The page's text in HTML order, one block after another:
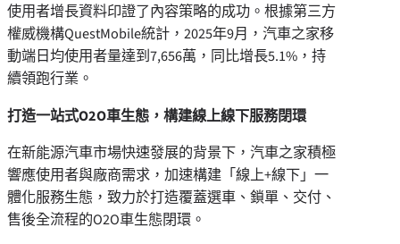
使用者增長資料印證了內容策略的成功。根據第三方
權威機構QuestMobile統計，2025年9月，汽車之家移
動端日均使用者量達到7,656萬，同比增長5.1%，持
續領跑行業。
打造一站式O2O車生態，構建線上線下服務閉環
在新能源汽車市場快速發展的背景下，汽車之家積極
響應使用者與廠商需求，加速構建「線上+線下」一
體化服務生態，致力於打造覆蓋選車、鎖單、交付、
售後全流程的O2O車生態閉環。